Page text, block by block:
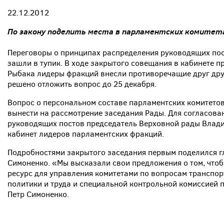
22.12.2012
Позаконуподелить места впарламентских
Переговоры о принципах распределения руководящих
зашли в тупик. В ходе закрытого совещания в кабинете
Рыбака лидеры фракций внесли противоречащие друг
решено отложить вопрос до 25 декабря.
Вопрос о персональном составе парламентских
вынести на рассмотрение заседания Рады. Для
руководящих постов председатель Верховной рады
кабинет лидеров парламентских фракций.
Подробностями закрытого заседания первым поделился
Симоненко. «Мы высказали свои предложения о том,
ресурс для управления комитетами по вопросам
политики и труда и специальной контрольной
Петр Симоненко.